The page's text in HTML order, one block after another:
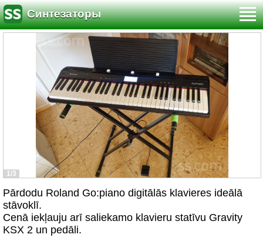
Синтезаторы
1/3
Pārdodu Roland Go:piano digitālās klavieres ideālā
stāvoklī.
Cenā iekļauju arī saliekamo klavieru statīvu Gravity
KSX 2 un pedāli.